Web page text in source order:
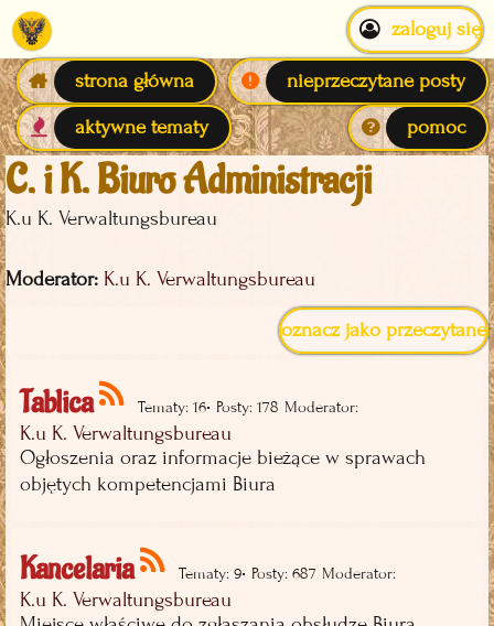
zaloguj się
strona główna
nieprzeczytane posty
aktywne tematy
pomoc
C. i K. Biuro Administracji
K.u K. Verwaltungsbureau
Moderator: K.u K. Verwaltungsbureau
oznacz jako przeczytane
Tablica Tematy: 16• Posty: 178 Moderator:
K.u K. Verwaltungsbureau
Ogłoszenia oraz informacje bieżące w sprawach
objętych kompetencjami Biura
Kancelaria Tematy: 9• Posty: 687 Moderator:
K.u K. Verwaltungsbureau